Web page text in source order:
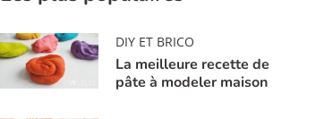
DIY ET BRICO
La meilleure recette de
pâte à modeler maison